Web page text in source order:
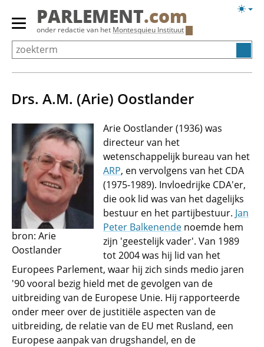
Overslaan
Primair
menu
tonen/verbergen
PARLEMENT.com
onder redactie van het Montesquieu Instituut
Drs. A.M. (Arie) Oostlander
bron: Arie
Oostlander
Arie Oostlander (1936) was
directeur van het
wetenschappelijk bureau van het
ARP, en vervolgens van het CDA
(1975-1989). Invloedrijke CDA'er,
die ook lid was van het dagelijks
bestuur en het partijbestuur. Jan
Peter Balkenende noemde hem
zijn 'geestelijk vader'. Van 1989
tot 2004 was hij lid van het
Europees Parlement, waar hij zich sinds medio jaren
'90 vooral bezig hield met de gevolgen van de
uitbreiding van de Europese Unie. Hij rapporteerde
onder meer over de justitiële aspecten van de
uitbreiding, de relatie van de EU met Rusland, een
Europese aanpak van drugshandel, en de